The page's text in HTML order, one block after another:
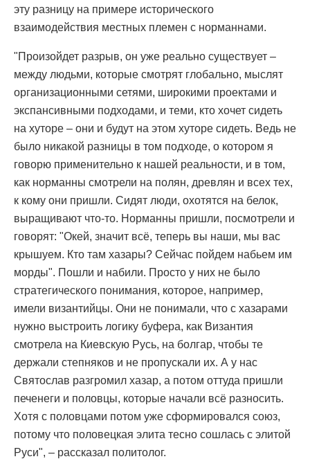
эту разницу на примере исторического
взаимодействия местных племен с норманнами.
"Произойдет разрыв, он уже реально существует –
между людьми, которые смотрят глобально, мыслят
организационными сетями, широкими проектами и
экспансивными подходами, и теми, кто хочет сидеть
на хуторе – они и будут на этом хуторе сидеть. Ведь не
было никакой разницы в том подходе, о котором я
говорю применительно к нашей реальности, и в том,
как норманны смотрели на полян, древлян и всех тех,
к кому они пришли. Сидят люди, охотятся на белок,
выращивают что-то. Норманны пришли, посмотрели и
говорят: "Окей, значит всё, теперь вы наши, мы вас
крышуем. Кто там хазары? Сейчас пойдем набьем им
морды". Пошли и набили. Просто у них не было
стратегического понимания, которое, например,
имели византийцы. Они не понимали, что с хазарами
нужно выстроить логику буфера, как Византия
смотрела на Киевскую Русь, на болгар, чтобы те
держали степняков и не пропускали их. А у нас
Святослав разгромил хазар, а потом оттуда пришли
печенеги и половцы, которые начали всё разносить.
Хотя с половцами потом уже сформировался союз,
потому что половецкая элита тесно сошлась с элитой
Руси", – рассказал политолог.